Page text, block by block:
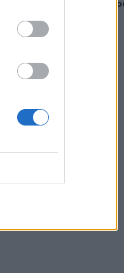
μπορεί να «γεμίσει»